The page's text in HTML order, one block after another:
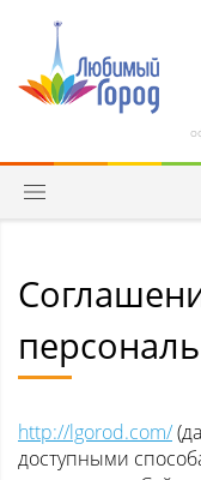
http://lgorod.com/
доступными